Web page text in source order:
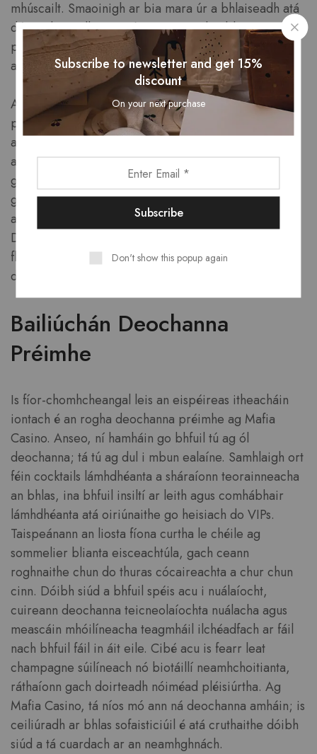
mhúscailt. Smaoinigh ar bia mara úr a bhlaiseadh atá
déanta le modh nua, nó ag taitneamh a bhaint as
píosaí mairteola súmhara, atá spíosraithe go foirfe,
agus rósta go foirfe.
Agus tú ag baint sult as an atmaisféar, gheobhaidh tú
píotsaí ceardaíochta agus sneaiceanna barra gourmé
a chuirfidh feabhas ar do bhéilí neamhfhoirmiúla. Níl
aon rud níos lú ná ealaín sa léiriú, agus is pléisiúr súl
gach pláta. Le béim ar chomhábhair áitiúla, léiríonn
gach béile croílár ealaín na cócaireachta Éireannaí
agus ag an am céanna ag srianadh teorainneacha.
Déan iniúchadh ar buaicphointí cócaireachta a
fhágann go bhfuil gach nóiméad ag an ceasaíneo
dochreidte.
Bailiúchán Deochanna
Préimhe
Is fíor-chomhcheangal leis an eispéireas itheacháin
iontach é an rogha deochanna préimhe ag Mafia
Casino. Anseo, ní hamháin go bhfuil tú ag ól
deochanna; tá tú ag dul i mbun ealaíne. Samhlaigh ort
féin cocktails lámhdhéanta a sháraíonn teorainneacha
an bhlas, ina bhfuil insiltí ar leith agus comhábhair
lámhdhéanta atá oiriúnaithe go heisiach do VIPs.
Taispeánann an liosta fíona curtha le chéile ag
sommelier blianta eisceachtúla, gach ceann
roghnaithe chun do thuras cócaireachta a chur chun
cinn. Dóibh siúd a bhfuil spéis acu i nuálaíocht,
cuireann deochanna teicneolaíochta nuálacha agus
meascáin mhóilíneacha teagmháil ilchéadfach ar fáil
nach bhfuil fáil in áit eile. Cibé acu is fearr leat
champagne súilíneach nó biotáillí neamhchoitianta,
ráthaíonn gach doirteadh nóiméad pléisiúrtha. Ag
Mafia Casino, tá níos mó ann ná deochanna amháin; is
ceiliúradh ar bhlas sofaisticiúil é atá cruthaithe dóibh
siúd a tá cuardach ar an neamhghnách.
Subscribe to newsletter and get 15%
discount
On your next purchase
Don't show this popup again